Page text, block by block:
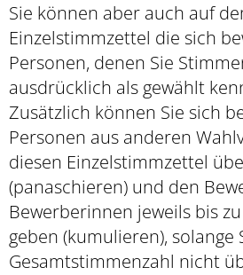
Sie können aber auch auf
Einzelstimmzettel die sich
Personen, denen Sie
ausdrücklich als gewählt
Zusätzlich können Sie sich
Personen aus anderen
diesen Einzelstimmzettel
(panaschieren) und den
Bewerberinnen jeweils bis
geben (kumulieren), solange
Gesamtstimmenzahl nicht